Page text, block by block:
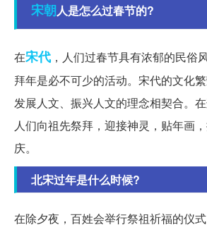
宋朝人是怎么过春节的?
在宋代 ，人们过春节具有浓郁的民俗
拜年是必不可少的活动。宋代的文化繁
发展人文、振兴人文的理念相契合。
人们向祖先祭拜，迎接神灵，贴年画
庆。
北宋过年是什么时候?
在除夕夜，百姓会举行祭祖祈福的仪